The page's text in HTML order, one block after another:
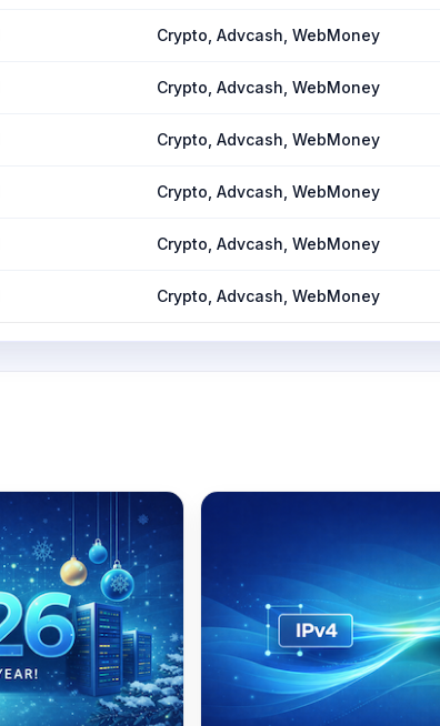
Crypto, Advcash, WebMoney
Crypto, Advcash, WebMoney
Crypto, Advcash, WebMoney
Crypto, Advcash, WebMoney
Crypto, Advcash, WebMoney
Crypto, Advcash, WebMoney